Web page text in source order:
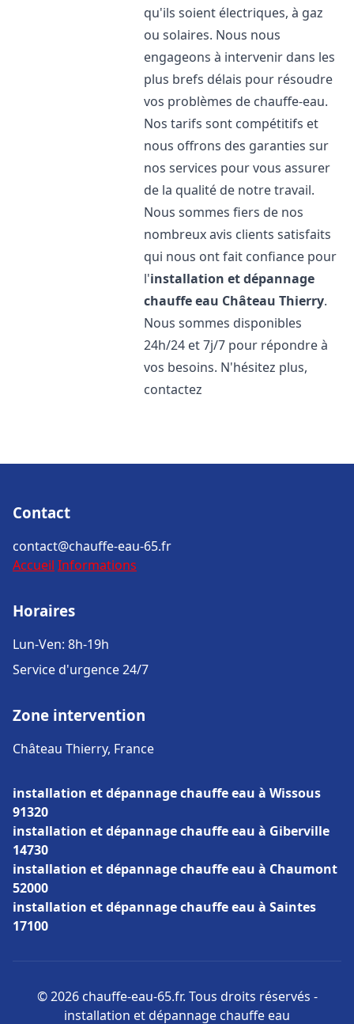
qu'ils soient électriques, à gaz
ou solaires. Nous nous
engageons à intervenir dans les
plus brefs délais pour résoudre
vos problèmes de chauffe-eau.
Nos tarifs sont compétitifs et
nous offrons des garanties sur
nos services pour vous assurer
de la qualité de notre travail.
Nous sommes fiers de nos
nombreux avis clients satisfaits
qui nous ont fait confiance pour
l'installation et dépannage
chauffe eau Château Thierry.
Nous sommes disponibles
24h/24 et 7j/7 pour répondre à
vos besoins. N'hésitez plus,
contactez
Contact
contact@chauffe-eau-65.fr
Accueil Informations
Horaires
Lun-Ven: 8h-19h
Service d'urgence 24/7
Zone intervention
Château Thierry, France
installation et dépannage chauffe eau à Wissous
91320
installation et dépannage chauffe eau à Giberville
14730
installation et dépannage chauffe eau à Chaumont
52000
installation et dépannage chauffe eau à Saintes
17100
© 2026 chauffe-eau-65.fr. Tous droits réservés -
installation et dépannage chauffe eau